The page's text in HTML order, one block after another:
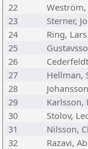
22
Weström,
23
Sterner,
24
Ring, Lars
25
26
27
Hellman,
28
29
Karlsson,
30
Stolov,
31
Nilsson,
32
Razavi,